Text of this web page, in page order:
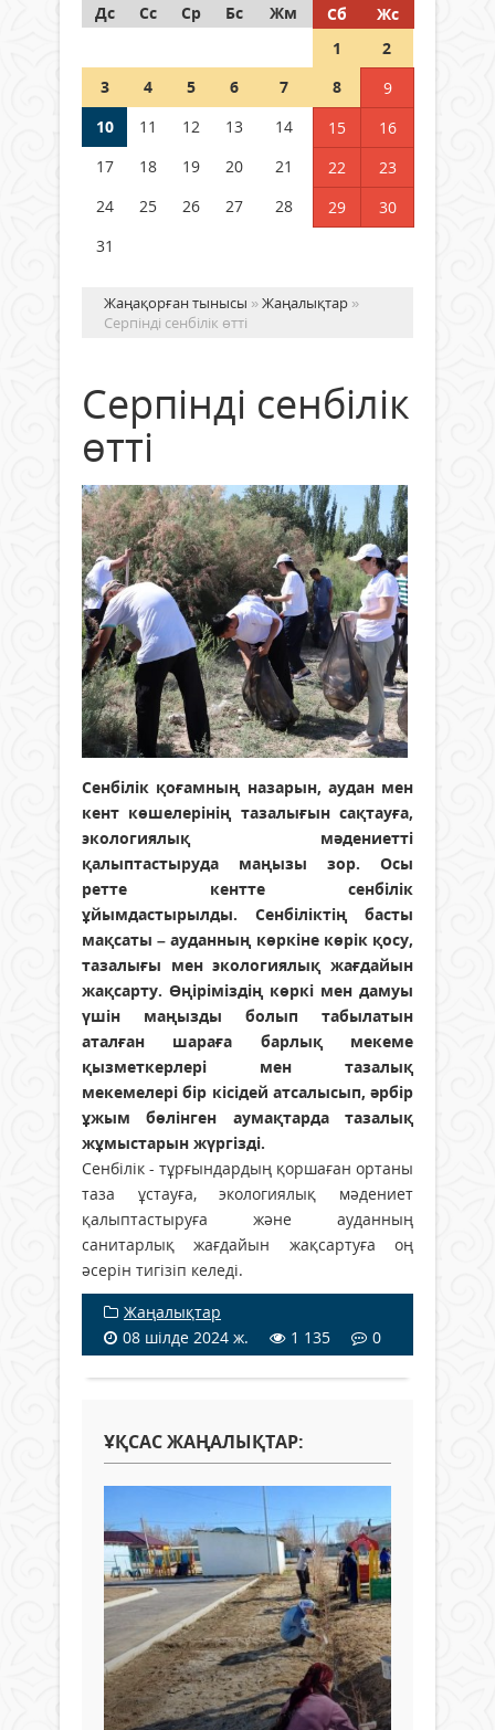
05 тамыз 2026 ж. 167
Шетелде жүрген Қазақстан
азаматтары қалай дауыс бере
05 тамыз 2026 ж.
Дс
Сс Ср Бс Жм Сб
Жс
1
2
3
4 5 6 7 8
9
10
11 12 13 14 15
16
17
18 19 20 21 22
23
24
25 26 27 28 29
30
31
Жаңақорған тынысы »Жаңалықтар »
Серпінді сенбiлiк өтті
Серпінді сенбiлiк
өтті
Сенбілік қоғамның назарын, аудан мен
кент көшелерінің тазалығын сақтауға,
экологиялық мәдениетті
қалыптастыруда маңызы зор. Осы
ретте кентте сенбілік
ұйымдастырылды. Сенбіліктің басты
мақсаты – ауданның көркіне көрік қосу,
тазалығы мен экологиялық жағдайын
жақсарту. Өңірімiздiң көркі мен дамуы
үшін маңызды болып табылатын
аталған шараға барлық мекеме
қызметкерлері мен тазалық
мекемелері бір кісідей атсалысып, әрбір
ұжым бөлінген аумақтарда тазалық
жұмыстарын жүргізді.
Сенбілік - тұрғындардың қоршаған ортаны
таза ұстауға, экологиялық мәдениет
қалыптастыруға және ауданның
санитарлық жағдайын жақсартуға оң
әсерін тигізіп келеді.
Жаңалықтар
08 шілде 2024 ж.
1 135 0
ҰҚСАС ЖАҢАЛЫҚТАР: